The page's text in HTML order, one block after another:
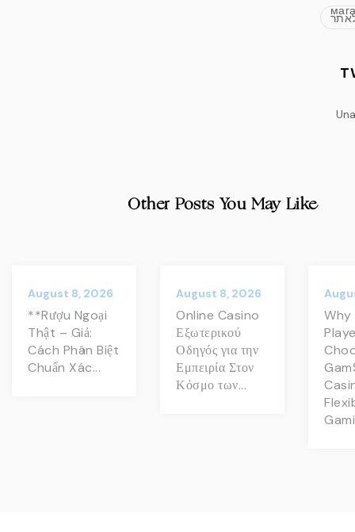
Other Posts You May Like
August 8, 2026
**Rượu Ngoại
Thật – Giả:
Cách Phân Biệt
Chuẩn Xác...
August 8, 2026
Online Casino
Εξωτερικού
Οδηγός για την
Εμπειρία Στον
Κόσμο των...
Why